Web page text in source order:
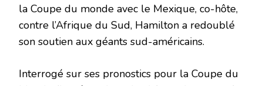
la Coupe du monde avec le Mexique, co-hôte,
contre l’Afrique du Sud, Hamilton a redoublé
son soutien aux géants sud-américains.
Interrogé sur ses pronostics pour la Coupe du